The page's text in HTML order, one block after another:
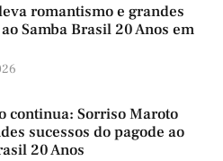
romantismo e grandes
Samba Brasil 20 Anos em
continua: Sorriso Maroto
sucessos do pagode ao
20 Anos